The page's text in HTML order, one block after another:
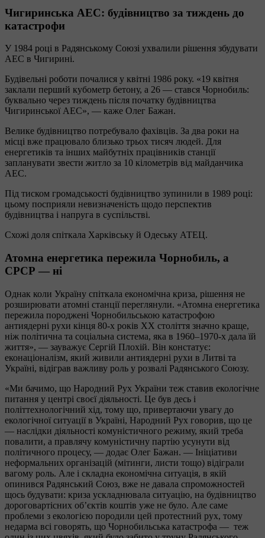
Чигиринська АЕС: будівництво за тиждень до
катастрофи
У 1984 році в Радянському Союзі ухвалили рішення збудувати
АЕС в Чигирині.
Будівельні роботи почалися у квітні 1986 року. «19 квітня
заклали перший кубометр бетону, а 26 — стався Чорнобиль:
буквально через тиждень після початку будівництва
Чигиринської АЕС», — каже Олег Бажан.
Велике будівництво потребувало фахівців. За два роки на
місці вже працювало близько трьох тисяч людей. Для
енергетиків та інших майбутніх працівників станції
запланувати звести житло за 10 кілометрів від майданчика
АЕС.
Під тиском громадськості будівництво зупинили в 1989 році:
цьому посприяли невизначеність щодо перспектив
будівництва і напруга в суспільстві.
Схожі доля спіткала Харківську й Одеську АТЕЦ.
Атомна енергетика пережила Чорнобиль, а
СРСР — ні
Однак коли Україну спіткала економічна криза, рішення не
розширювати атомні станції переглянули. «Атомна енергетика
пережила породжені Чорнобильською катастрофою
антиядерні рухи кінця 80-х років ХХ століття значно краще,
ніж політична та соціальна система, яка в 1960–1970-х дала їй
життя», — зауважує Сергій Плохій. Він констатує:
еконаціоналізм, який живили антиядерні рухи в Литві та
Україні, відіграв важливу роль у розвалі Радянського Союзу.
«Ми бачимо, що Народний Рух України теж ставив екологічне
питання у центрі своєї діяльності. Це був десь і
політтехнологічний хід, тому що, привертаючи увагу до
екологічної ситуації в Україні, Народний Рух говорив, що це
— наслідки діяльності комуністичного режиму, який треба
повалити, а правлячу комуністичну партію усунути від
політичного процесу, — додає Олег Бажан. — Ініціативи
неформальних організацій (мітинги, листи тощо) відіграли
вагому роль. Але і складна економічна ситуація, в якій
опинився Радянський Союз, вже не давала спроможностей
щось будувати: криза ускладнювала ситуацію, на будівництво
дороговартісних об’єктів коштів уже не було. Але саме
проблеми з екологією породили цей протестний рух, тому
недарма всі говорять, що Чорнобильська катастрофа — теж